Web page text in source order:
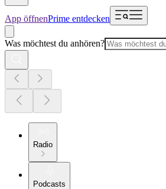
App öffnenPrime entdecken
Was möchtest du anhören?
Radio
Podcasts